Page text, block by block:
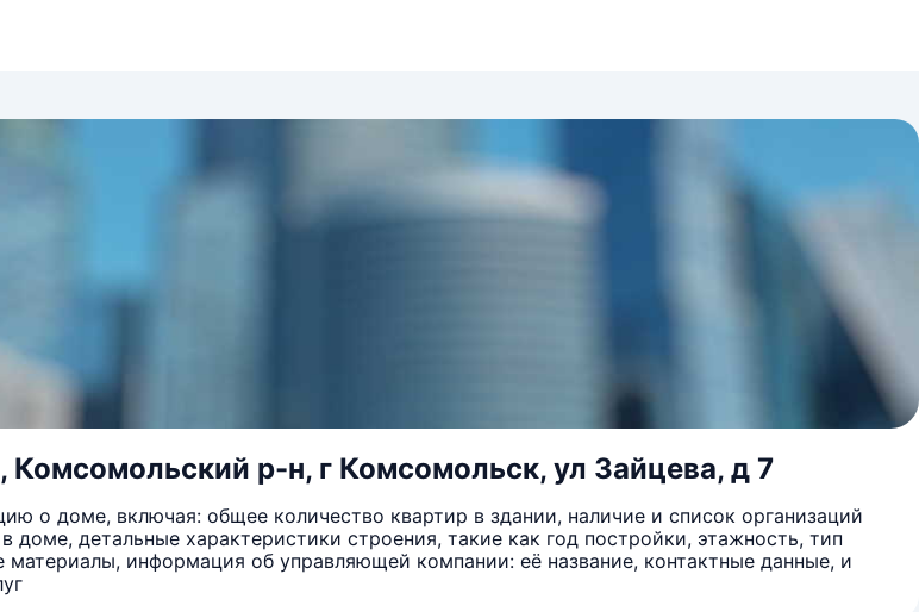
Комсомольский р-н, г Комсомольск, ул Зайцева, д 7
о доме, включая: общее количество квартир в здании, наличие и список организаций
доме, детальные характеристики строения, такие как год постройки, этажность, тип
материалы, информация об управляющей компании: её название, контактные данные, и